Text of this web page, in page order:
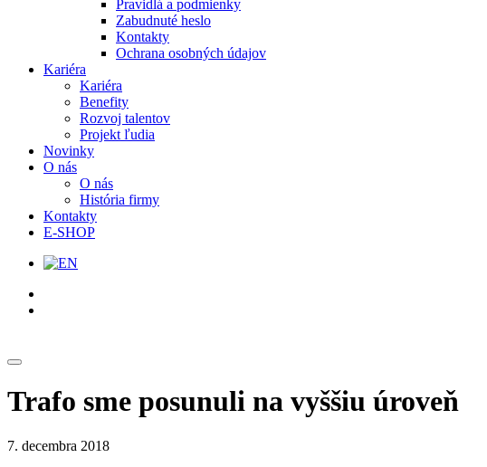
Pravidlá a podmienky
Zabudnuté heslo
Kontakty
Ochrana osobných údajov
Kariéra
Kariéra
Benefity
Rozvoj talentov
Projekt ľudia
Novinky
O nás
O nás
História firmy
Kontakty
E-SHOP
Trafo sme posunuli na vyššiu úroveň
7. decembra 2018